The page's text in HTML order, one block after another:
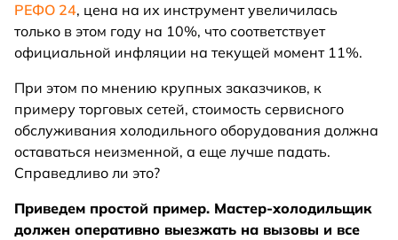
РЕФО 24, цена на их инструмент увеличилась
только в этом году на 10%, что соответствует
официальной инфляции на текущей момент 11%.
При этом по мнению крупных заказчиков, к
примеру торговых сетей, стоимость сервисного
обслуживания холодильного оборудования должна
оставаться неизменной, а еще лучше падать.
Справедливо ли это?
Приведем простой пример. Мастер-холодильщик
должен оперативно выезжать на вызовы и все